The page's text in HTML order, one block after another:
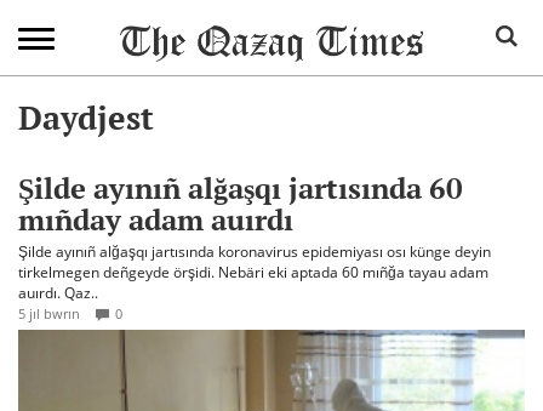
Daydjest
Şilde ayınıñ alğaşqı jartısında 60
mıñday adam auırdı
Şilde ayınıñ alğaşqı jartısında koronavirus epidemiyası osı künge deyin
tirkelmegen deñgeyde örşidi. Nebäri eki aptada 60 mıñğa tayau adam
auırdı. Qaz..
5 jıl bwrın 0